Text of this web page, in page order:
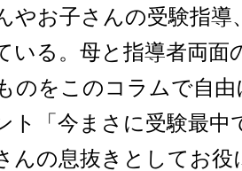
やお子さんの受験指導
いる。母と指導者両面
のをこのコラムで自
ト「今まさに受験最中
んの息抜きとしてお役